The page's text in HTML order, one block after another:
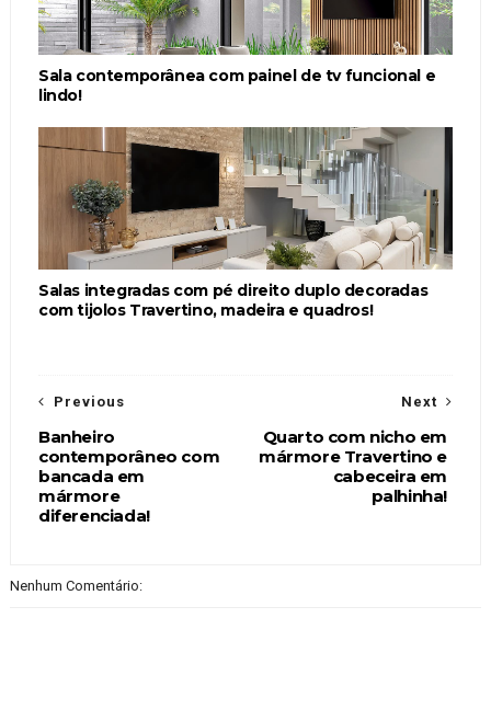
Sala contemporânea com painel de tv funcional e
lindo!
Salas integradas com pé direito duplo decoradas
com tijolos Travertino, madeira e quadros!
Next
Quarto com nicho em
mármore Travertino e
cabeceira em
palhinha!
Previous
Banheiro
contemporâneo com
bancada em
mármore
diferenciada!
Nenhum Comentário: